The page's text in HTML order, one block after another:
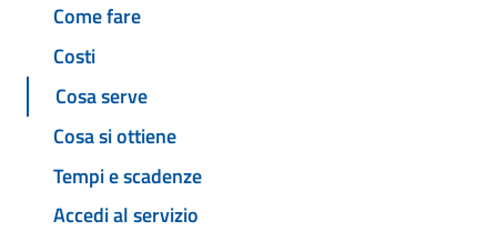
Come fare
Costi
Cosa serve
Cosa si ottiene
Tempi e scadenze
Accedi al servizio